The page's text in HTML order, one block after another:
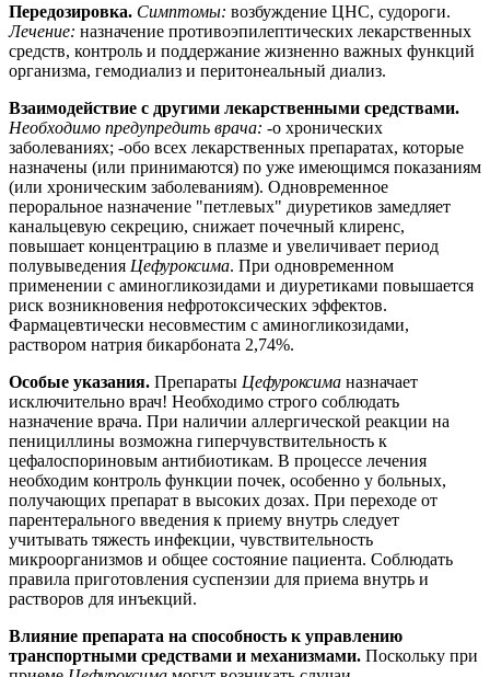
Передозировка. Симптомы: возбуждение ЦНС, судороги.
Лечение: назначение противоэпилептических лекарственных
средств, контроль и поддержание жизненно важных функций
организма, гемодиализ и перитонеальный диализ.
Взаимодействие с другими лекарственными средствами.
Необходимо предупредить врача: -о хронических
заболеваниях; -обо всех лекарственных препаратах, которые
назначены (или принимаются) по уже имеющимся показаниям
(или хроническим заболеваниям). Одновременное
пероральное назначение "петлевых" диуретиков замедляет
канальцевую секрецию, снижает почечный клиренс,
повышает концентрацию в плазме и увеличивает период
полувыведения Цефуроксима. При одновременном
применении с аминогликозидами и диуретиками повышается
риск возникновения нефротоксических эффектов.
Фармацевтически несовместим с аминогликозидами,
раствором натрия бикарбоната 2,74%.
Особые указания. Препараты Цефуроксима назначает
исключительно врач! Необходимо строго соблюдать
назначение врача. При наличии аллергической реакции на
пенициллины возможна гиперчувствительность к
цефалоспориновым антибиотикам. В процессе лечения
необходим контроль функции почек, особенно у больных,
получающих препарат в высоких дозах. При переходе от
парентерального введения к приему внутрь следует
учитывать тяжесть инфекции, чувствительность
микроорганизмов и общее состояние пациента. Соблюдать
правила приготовления суспензии для приема внутрь и
растворов для инъекций.
Влияние препарата на способность к управлению
транспортными средствами и механизмами. Поскольку при